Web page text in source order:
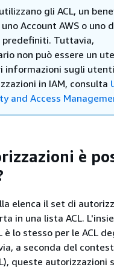
gli ACL, un
Account AWS o uno
predefiniti. Tuttavia,
non può essere un
informazioni sugli utenti
in IAM, consulta
and Access
è
elenca il set di
in una lista ACL.
è lo stesso per le ACL
a seconda del
queste autorizzazioni